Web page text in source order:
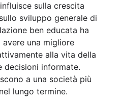
sulla crescita
sviluppo generale di
ben educata ha
una migliore
alla vita della
decisioni informate.
a una società più
lungo termine.